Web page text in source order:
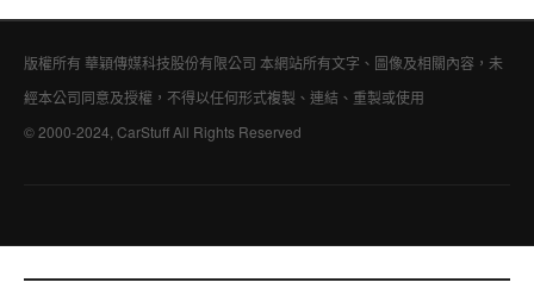
版權所有 華穎傳媒科技股份有限公司 本網站所有文字、圖像及相關內容，未
經本公司同意及授權，不得以任何形式複製、連結、重製或使用
© 2000-2024, CarStuff All Rights Reserved